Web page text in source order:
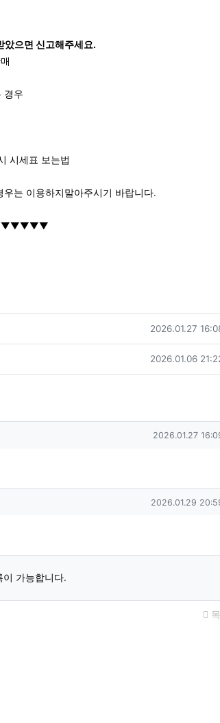
았으면 신고해주세요.
경우
시세표 보는법
는 이용하지말아주시기 바랍니다.
작성일
2026.01.27
작성일
2026.01.06
작성일
2026.01.27
작성일
2026.01.29
이 가능합니다.